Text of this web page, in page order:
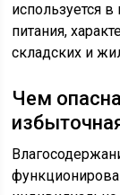
используется
питания,
складских и
Чем